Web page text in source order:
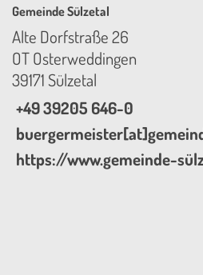
Gemeinde Sülzetal
Alte Dorfstraße 26
OT Osterweddingen
39171 Sülzetal
+49 39205 646-0
https://www.gemeinde-